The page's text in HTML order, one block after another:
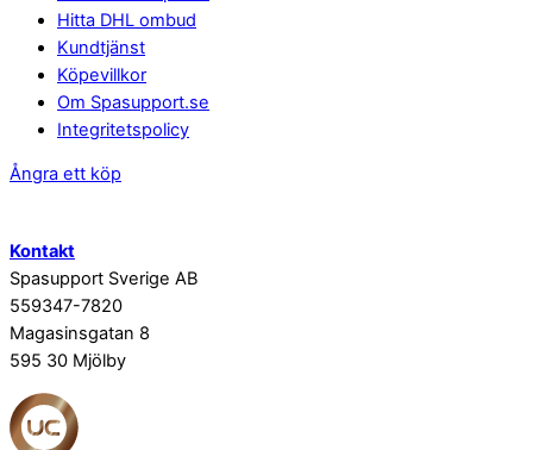
Hitta DHL ombud
Kundtjänst
Köpevillkor
Om Spasupport.se
Integritetspolicy
Ångra ett köp
Kontakt
Spasupport Sverige AB
559347-7820
Magasinsgatan 8
595 30 Mjölby